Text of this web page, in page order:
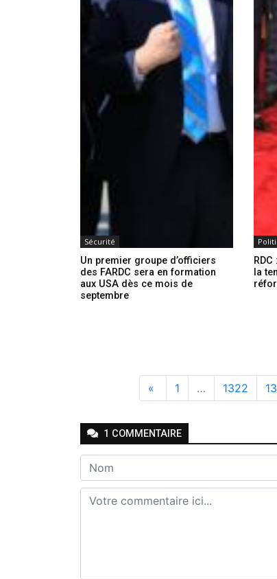
Sécurité
Un premier groupe d’officiers
des FARDC sera en formation
aux USA dès ce mois de
septembre
la
« 1 … 1322
1 COMMENTAIRE